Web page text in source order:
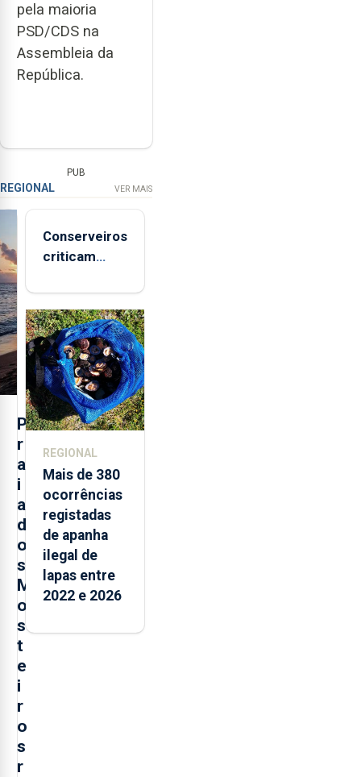
pela maioria
PSD/CDS na
Assembleia da
República.
PUB
REGIONAL VER MAIS
P
r
a
i
a
d
o
s
M
o
s
t
e
i
r
o
s
r
Conserveiros
criticam
brancas com
selo Marca
Açores
REGIONAL
Mais de 380
ocorrências
registadas
de apanha
ilegal de
lapas entre
2022 e 2026